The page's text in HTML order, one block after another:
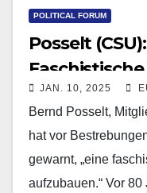
POLITICAL FORUM
Posselt
JAN. 10, 2025
Bernd Posselt,
hat vor
gewarnt, „eine
aufzubauen.“ Vor